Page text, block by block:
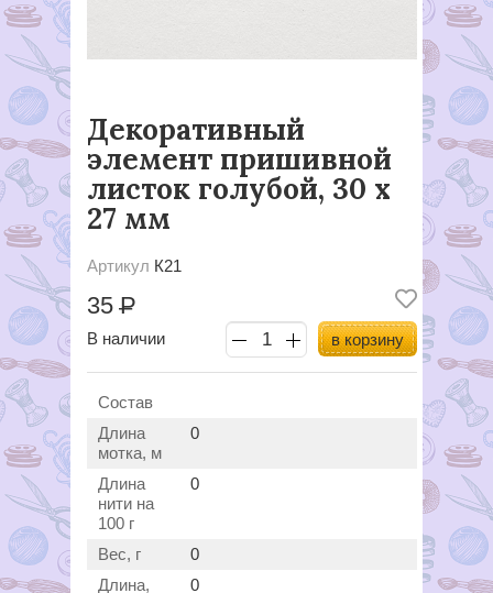
Декоративный
элемент пришивной
листок голубой, 30 х
27 мм
Артикул К21
35Р
В наличии в корзину
Состав
Длина
мотка, м
0
Длина
нити на
100 г
0
Вес, г
0
Длина,
0